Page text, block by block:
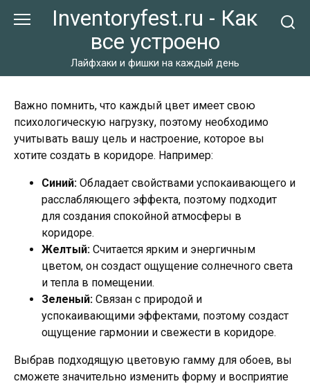
Inventoryfest.ru - Как
все устроено
Лайфхаки и фишки на каждый день
Важно помнить, что каждый цвет имеет свою
психологическую нагрузку, поэтому необходимо
учитывать вашу цель и настроение, которое вы
хотите создать в коридоре. Например:
Синий: Обладает свойствами успокаивающего и
расслабляющего эффекта, поэтому подходит
для создания спокойной атмосферы в
коридоре.
Желтый: Считается ярким и энергичным
цветом, он создаст ощущение солнечного света
и тепла в помещении.
Зеленый: Связан с природой и
успокаивающими эффектами, поэтому создаст
ощущение гармонии и свежести в коридоре.
Выбрав подходящую цветовую гамму для обоев, вы
сможете значительно изменить форму и восприятие